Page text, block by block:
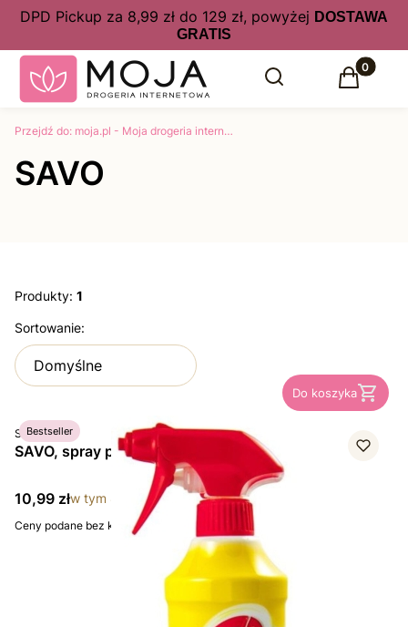
DPD Pickup za 8,99 zł do 129 zł, powyżej DOSTAWA
GRATIS
Otwórz wyszukiwarkę
Szukaj Produkty
Koszyk
Przejdź do: moja.pl - Moja drogeria internetowa kosmetyki, perfumy online w atrakcyjnych cenach
SAVO
Produkty: 1
Lista produktów
Sortowanie:
Domyślne
Bestseller
Do koszyka
PRODUCENT
SAVO
SAVO, spray przeciw pleśni, 500 ml
Cena brutto
10,99 złw tym VAT
Ceny podane bez kosztów dostawy.
Strona